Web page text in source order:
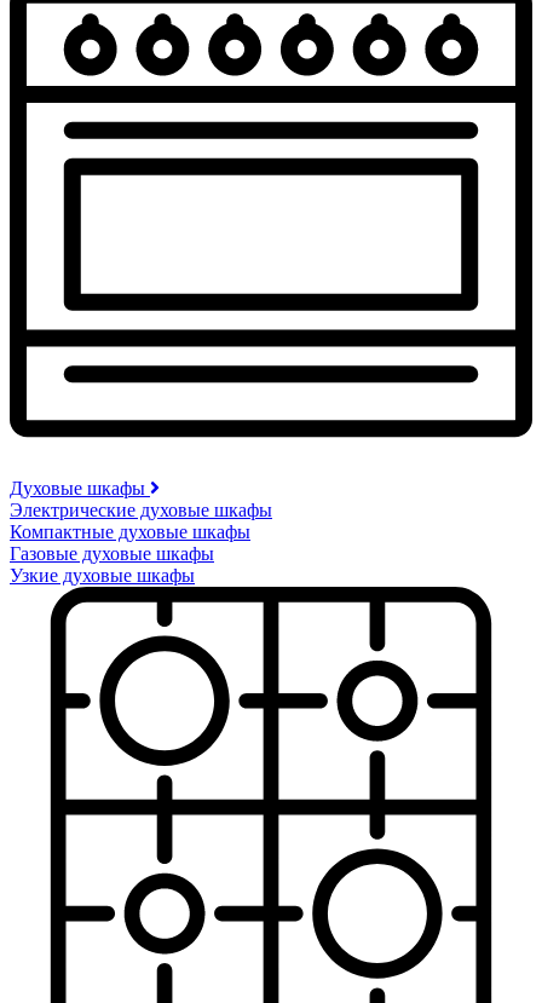
Духовые шкафы
Электрические духовые шкафы
Компактные духовые шкафы
Газовые духовые шкафы
Узкие духовые шкафы